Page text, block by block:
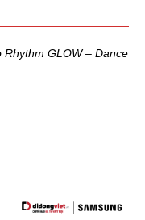
GLOW – Dance